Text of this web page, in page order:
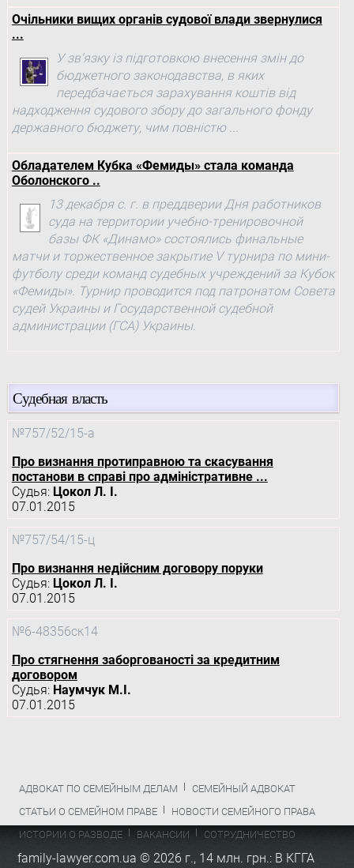
Очільники вищих органів судової влади звернулися
...
У зв’язку із підготовкою внесення змін до
бюджетного законодавства, в яких
передбачається зарахування коштів від
надходження судового збору до загального фонду
державного бюджету, чим повністю ...
Обладателем Кубка «Фемиды» стала команда
Оболонского ..
13 декабря с. г. в преддверии Дня работников
суда на территории учебно-тренировочной
базы ФК «Динамо» состоялись финальные
матчи и торжественное закрытие V турнира по мини-
футболу среди команд судебных учреждений за Кубок
«Фемиды». Турнир проводится под патронатом Совета
судей Украины и Государственной судебной
администрации (ГСА) Украины.
Судебная власть
№757/52/15-а
Про визнання протиправною та скасування
постанови в справі про адміністративне ...
Судья: Цокол Л. І.
07.01.2015
№757/54/15-ц
Про визнання недійсним договору поруки
Судья: Цокол Л. І.
07.01.2015
№6-48356ск14
Про стягнення заборгованості за кредитним
договором
Судья: Наумчук М.І.
07.01.2015
АДВОКАТ ПО СЕМЕЙНЫМ ДЕЛАМ
СЕМЕЙНЫЙ АДВОКАТ
СТАТЬИ О СЕМЕЙНОМ ПРАВЕ
НОВОСТИ СЕМЕЙНОГО ПРАВА
ИСТОРИИ О РАЗВОДЕ
ВАКАНСИИ СОТРУДНИЧЕСТВО
family-lawyer.com.ua © 2026 г., 14 млн. грн.: В КГГА